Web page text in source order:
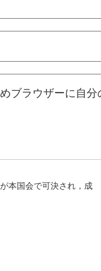
ブラウザーに自
本国会で可決され，成